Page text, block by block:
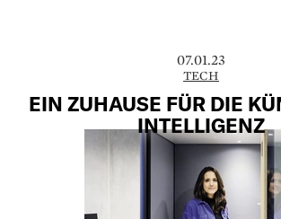
07.01.23
TECH
EIN ZUHAUSE FÜR DIE
INTELLIGENZ